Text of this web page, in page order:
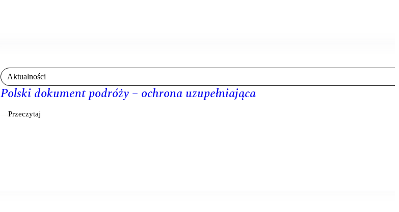
Aktualności
Polski dokument podróży – ochrona uzupełniająca
Przeczytaj